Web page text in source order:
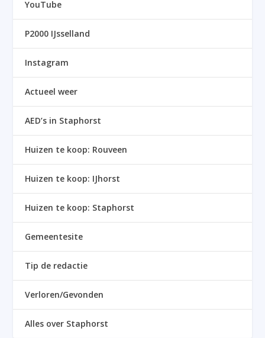
YouTube
P2000 IJsselland
Instagram
Actueel weer
AED’s in Staphorst
Huizen te koop: Rouveen
Huizen te koop: IJhorst
Huizen te koop: Staphorst
Gemeentesite
Tip de redactie
Verloren/Gevonden
Alles over Staphorst